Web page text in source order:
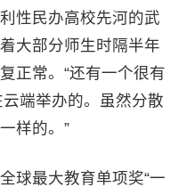
性民办高校先河的武
大部分师生时隔半年
正常。“还有一个很有
端举办的。虽然分散
样的。”
最大教育单项奖“一